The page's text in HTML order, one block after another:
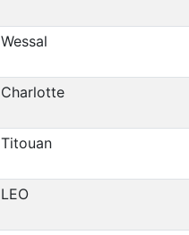
Wessal
Charlotte
Titouan
LEO